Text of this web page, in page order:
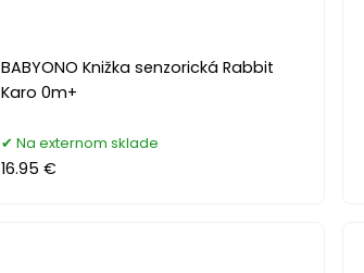
BABYONO Knižka senzorická Rabbit
Karo 0m+
Na externom sklade
16.95 €